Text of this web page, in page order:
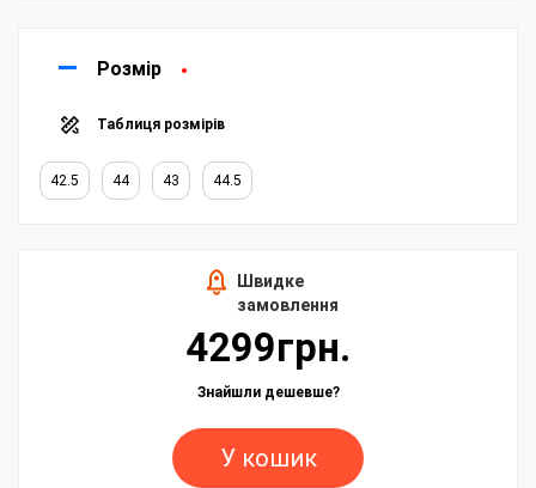
Розмір
Таблиця розмірів
42.5 44 43 44.5
Швидке
замовлення
4299грн.
Знайшли дешевше?
У кошик